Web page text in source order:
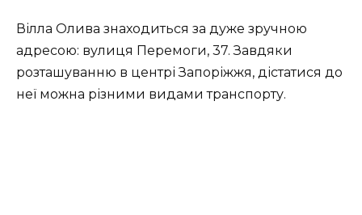
Вілла Олива знаходиться за дуже зручною
адресою: вулиця Перемоги, 37. Завдяки
розташуванню в центрі Запоріжжя, дістатися до
неї можна різними видами транспорту.